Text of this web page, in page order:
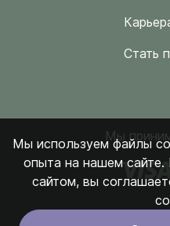
Стать
Мы
Мы используем файлы
опыта на нашем сайте.
сайтом, вы